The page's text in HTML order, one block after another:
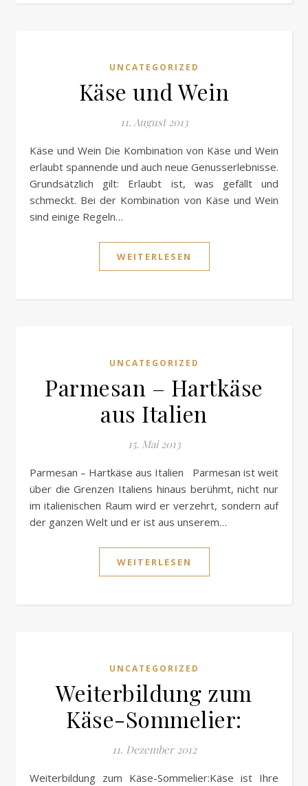
UNCATEGORIZED
Käse und Wein
11. August 2013
Käse und Wein Die Kombination von Käse und Wein
erlaubt spannende und auch neue Genusserlebnisse.
Grundsätzlich gilt: Erlaubt ist, was gefällt und
schmeckt. Bei der Kombination von Käse und Wein
sind einige Regeln…
WEITERLESEN
UNCATEGORIZED
Parmesan – Hartkäse
aus Italien
15. Mai 2013
Parmesan – Hartkäse aus Italien Parmesan ist weit
über die Grenzen Italiens hinaus berühmt, nicht nur
im italienischen Raum wird er verzehrt, sondern auf
der ganzen Welt und er ist aus unserem…
WEITERLESEN
UNCATEGORIZED
Weiterbildung zum
Käse-Sommelier:
11. Dezember 2012
Weiterbildung zum Käse-Sommelier:Käse ist Ihre